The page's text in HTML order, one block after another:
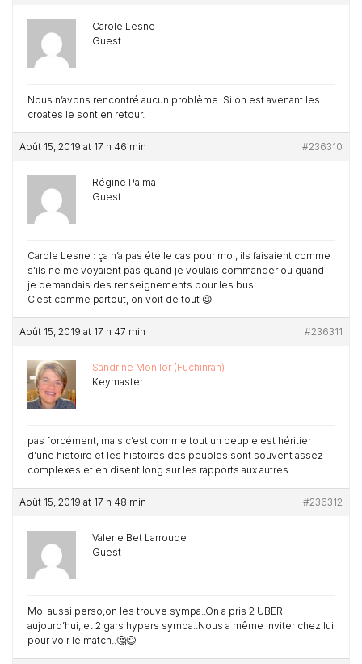
Carole Lesne
Guest
Nous n’avons rencontré aucun problème. Si on est avenant les
croates le sont en retour.
Août 15, 2019 at 17 h 46 min #236310
Régine Palma
Guest
Carole Lesne : ça n’a pas été le cas pour moi, ils faisaient comme
s’ils ne me voyaient pas quand je voulais commander ou quand
je demandais des renseignements pour les bus….
C’est comme partout, on voit de tout 😉
Août 15, 2019 at 17 h 47 min #236311
Sandrine Monllor (Fuchinran)
Keymaster
pas forcément, mais c’est comme tout un peuple est héritier
d’une histoire et les histoires des peuples sont souvent assez
complexes et en disent long sur les rapports aux autres…
Août 15, 2019 at 17 h 48 min #236312
Valerie Bet Larroude
Guest
Moi aussi perso,on les trouve sympa..On a pris 2 UBER
aujourd’hui, et 2 gars hypers sympa..Nous a même inviter chez lui
pour voir le match..🤔😉